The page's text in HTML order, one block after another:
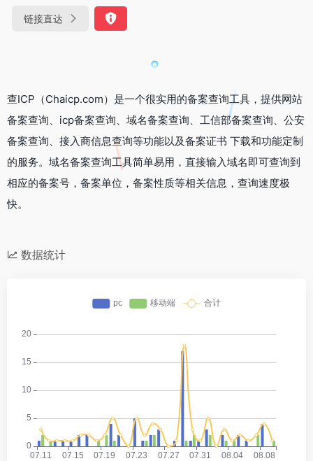
链接直达
查ICP（Chaicp.com）是一个很实用的备案查询工具，提供网站
备案查询、icp备案查询、域名备案查询、工信部备案查询、公安
备案查询、接入商信息查询等功能以及备案证书 下载和功能定制
的服务。域名备案查询工具简单易用，直接输入域名即可查询到
相应的备案号，备案单位，备案性质等相关信息，查询速度极
快。
数据统计